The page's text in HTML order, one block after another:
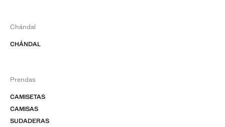
Chándal
CHÁNDAL
Prendas
CAMISETAS
CAMISAS
SUDADERAS